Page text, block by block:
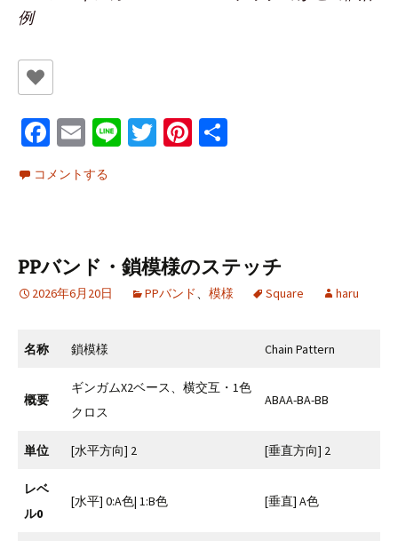
例
Fa
ce
b
k
E
m
ai
Li T
Pi
コメントする
PPバンド・鎖模様のステッチ
2026年6月20日 PPバンド、 模様 Square haru
名称 鎖模様 Chain Pattern
概要
ギンガムX2ベース、横交互・1色
クロス
ABAA-BA-BB
単位 [水平方向] 2 [垂直方向] 2
レベ
ル0
[水平] 0:A色| 1:B色 [垂直] A色